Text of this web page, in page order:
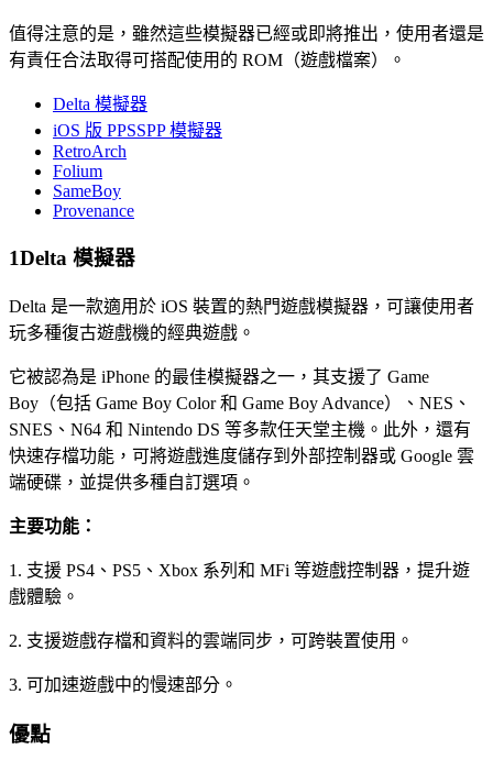
值得注意的是，雖然這些模擬器已經或即將推出，使用者還是
有責任合法取得可搭配使用的 ROM（遊戲檔案）。
Delta 模擬器
iOS 版 PPSSPP 模擬器
RetroArch
Folium
SameBoy
Provenance
1Delta 模擬器
Delta 是一款適用於 iOS 裝置的熱門遊戲模擬器，可讓使用者
玩多種復古遊戲機的經典遊戲。
它被認為是 iPhone 的最佳模擬器之一，其支援了 Game
Boy（包括 Game Boy Color 和 Game Boy Advance）、NES、
SNES、N64 和 Nintendo DS 等多款任天堂主機。此外，還有
快速存檔功能，可將遊戲進度儲存到外部控制器或 Google 雲
端硬碟，並提供多種自訂選項。
主要功能：
1. 支援 PS4、PS5、Xbox 系列和 MFi 等遊戲控制器，提升遊
戲體驗。
2. 支援遊戲存檔和資料的雲端同步，可跨裝置使用。
3. 可加速遊戲中的慢速部分。
優點